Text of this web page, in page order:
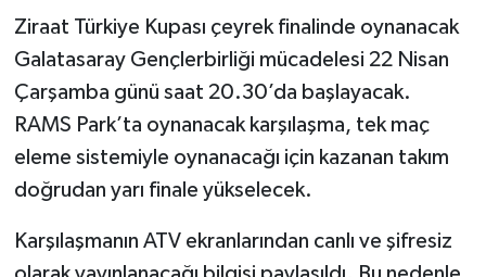
Ziraat Türkiye Kupası çeyrek finalinde oynanacak
Galatasaray Gençlerbirliği mücadelesi 22 Nisan
Çarşamba günü saat 20.30’da başlayacak.
RAMS Park’ta oynanacak karşılaşma, tek maç
eleme sistemiyle oynanacağı için kazanan takım
doğrudan yarı finale yükselecek.
Karşılaşmanın ATV ekranlarından canlı ve şifresiz